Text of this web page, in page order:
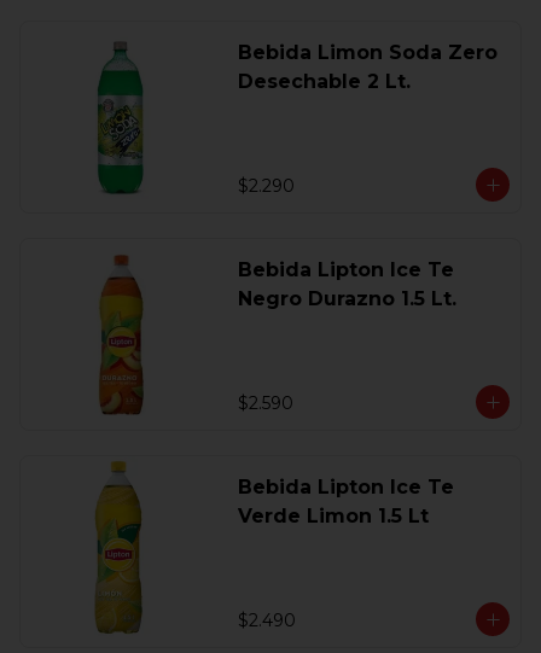
Bebida Limon Soda Zero
Desechable 2 Lt.
$2.290
Bebida Lipton Ice Te
Negro Durazno 1.5 Lt.
$2.590
Bebida Lipton Ice Te
Verde Limon 1.5 Lt
$2.490